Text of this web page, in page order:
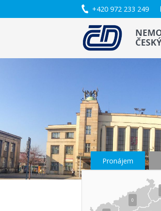
+420 972 233 249
Pronájem
0